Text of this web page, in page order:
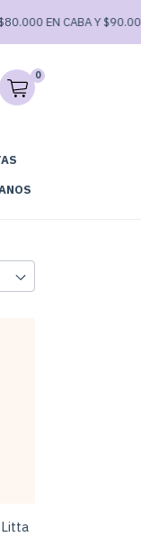
EN CABA Y $90.000
0